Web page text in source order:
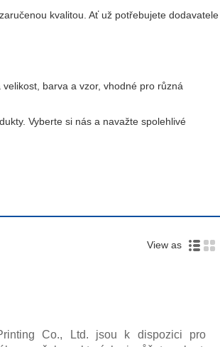
kvalitou. Ať už potřebujete dodavatele
barva a vzor, ​​vhodné pro různá
Vyberte si nás a navažte spolehlivé
View as
Co., Ltd. jsou k dispozici pro